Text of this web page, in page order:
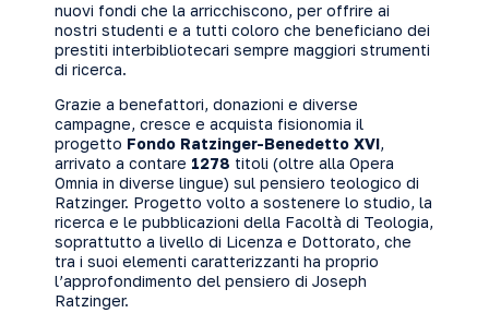
nuovi fondi che la arricchiscono, per offrire ai
nostri studenti e a tutti coloro che beneficiano dei
prestiti interbibliotecari sempre maggiori strumenti
di ricerca.
Grazie a benefattori, donazioni e diverse
campagne, cresce e acquista fisionomia il
progetto Fondo Ratzinger-Benedetto XVI,
arrivato a contare 1278 titoli (oltre alla Opera
Omnia in diverse lingue) sul pensiero teologico di
Ratzinger. Progetto volto a sostenere lo studio, la
ricerca e le pubblicazioni della Facoltà di Teologia,
soprattutto a livello di Licenza e Dottorato, che
tra i suoi elementi caratterizzanti ha proprio
l’approfondimento del pensiero di Joseph
Ratzinger.